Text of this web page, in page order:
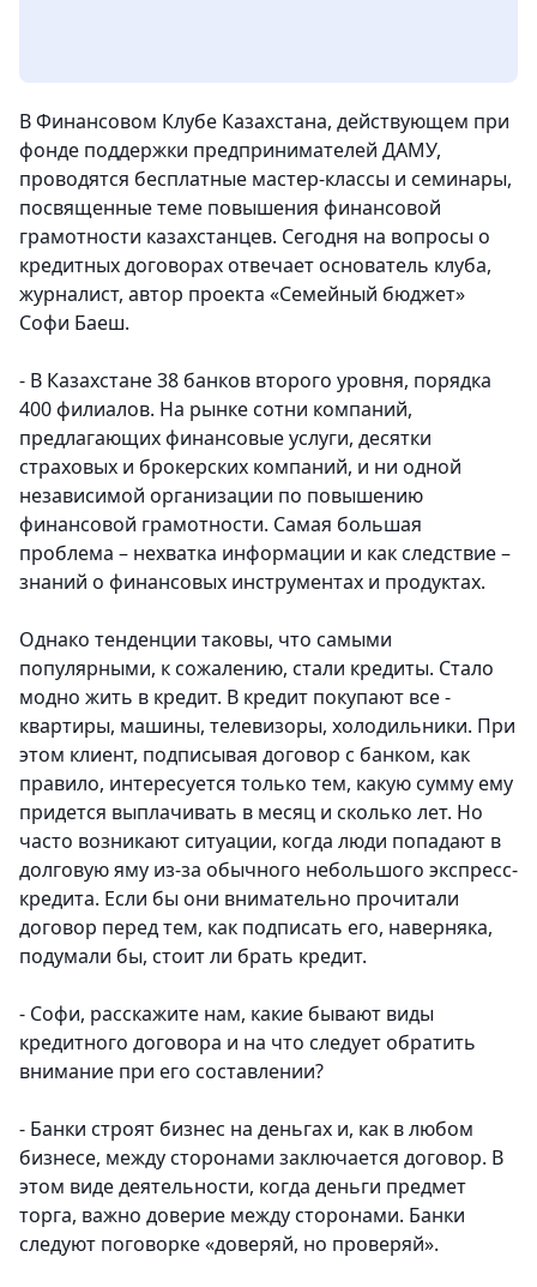
В Финансовом Клубе Казахстана, действующем при
фонде поддержки предпринимателей ДАМУ,
проводятся бесплатные мастер-классы и семинары,
посвященные теме повышения финансовой
грамотности казахстанцев. Сегодня на вопросы о
кредитных договорах отвечает основатель клуба,
журналист, автор проекта «Семейный бюджет»
Софи Баеш.
- В Казахстане 38 банков второго уровня, порядка
400 филиалов. На рынке сотни компаний,
предлагающих финансовые услуги, десятки
страховых и брокерских компаний, и ни одной
независимой организации по повышению
финансовой грамотности. Самая большая
проблема – нехватка информации и как следствие –
знаний о финансовых инструментах и продуктах.
Однако тенденции таковы, что самыми
популярными, к сожалению, стали кредиты. Стало
модно жить в кредит. В кредит покупают все -
квартиры, машины, телевизоры, холодильники. При
этом клиент, подписывая договор с банком, как
правило, интересуется только тем, какую сумму ему
придется выплачивать в месяц и сколько лет. Но
часто возникают ситуации, когда люди попадают в
долговую яму из-за обычного небольшого экспресс-
кредита. Если бы они внимательно прочитали
договор перед тем, как подписать его, наверняка,
подумали бы, стоит ли брать кредит.
- Софи, расскажите нам, какие бывают виды
кредитного договора и на что следует обратить
внимание при его составлении?
- Банки строят бизнес на деньгах и, как в любом
бизнесе, между сторонами заключается договор. В
этом виде деятельности, когда деньги предмет
торга, важно доверие между сторонами. Банки
следуют поговорке «доверяй, но проверяй».